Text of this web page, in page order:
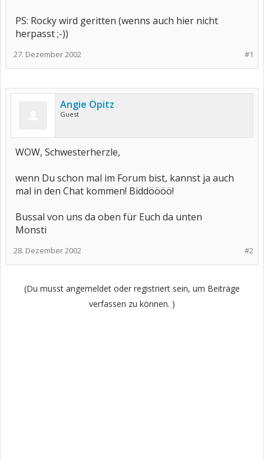
PS: Rocky wird geritten (wenns auch hier nicht
herpasst ;-))
#1
27. Dezember 2002
Angie Opitz
Guest
WOW, Schwesterherzle,
wenn Du schon mal im Forum bist, kannst ja auch
mal in den Chat kommen! Biddöööö!
Bussal von uns da oben für Euch da unten
Monsti
#2
28. Dezember 2002
(Du musst angemeldet oder registriert sein, um Beiträge
verfassen zu können. )